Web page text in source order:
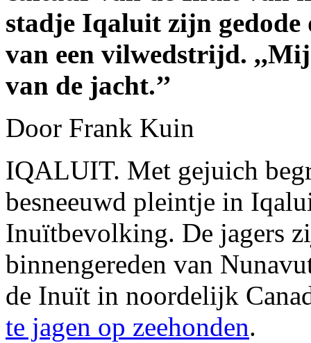
stadje Iqaluit zijn gedode
van een vilwedstrijd.
van de jacht.’’
Door Frank Kuin
IQALUIT. Met gejuich
besneeuwd pleintje in
Inuïtbevolking. De jagers
binnengereden van
de Inuït in noordelijk
te jagen op zeehonden.